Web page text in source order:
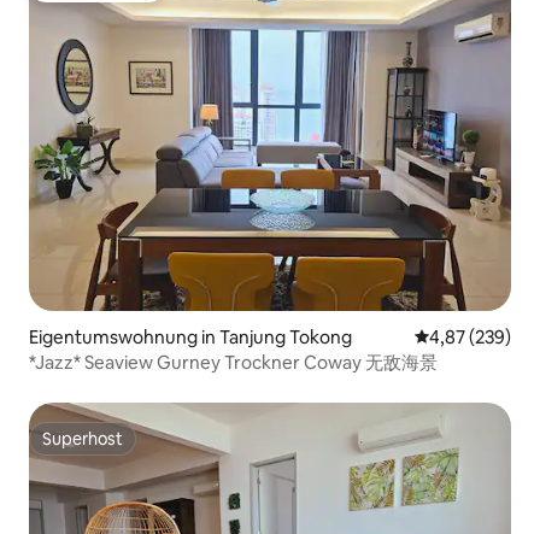
Eigentumswohnung in Tanjung Tokong
4,87 (239)
*Jazz* Seaview Gurney Trockner Coway 无敌海景
Superhost
Superhost